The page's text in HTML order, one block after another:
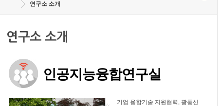
연구소 소개
연구소 소개
인공지능융합연구실
기업 융합기술 지원협력, 광통신